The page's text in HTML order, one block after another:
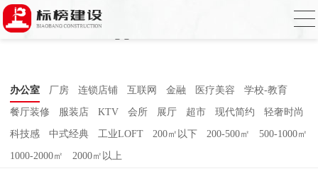
哈密瓜视频,哈密瓜视频app,哈密瓜视频下
载,哈密瓜视频app下载安装
办公室 厂房 连锁店铺 互联网 金融 医疗美容 学校-教育
餐厅装修 服装店 KTV 会所 展厅 超市 现代简约 轻奢时尚
科技感 中式经典 工业LOFT 200㎡以下 200-500㎡ 500-1000㎡
1000-2000㎡ 2000㎡以上